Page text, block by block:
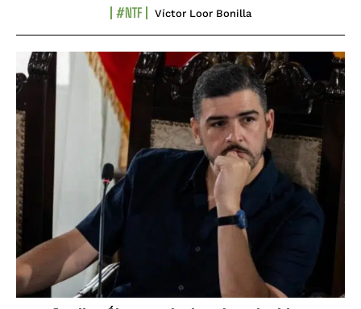
#NTF Víctor Loor Bonilla